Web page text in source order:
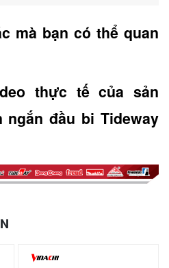
mà bạn có thể quan
thực tế của sản
ngắn đầu bi Tideway